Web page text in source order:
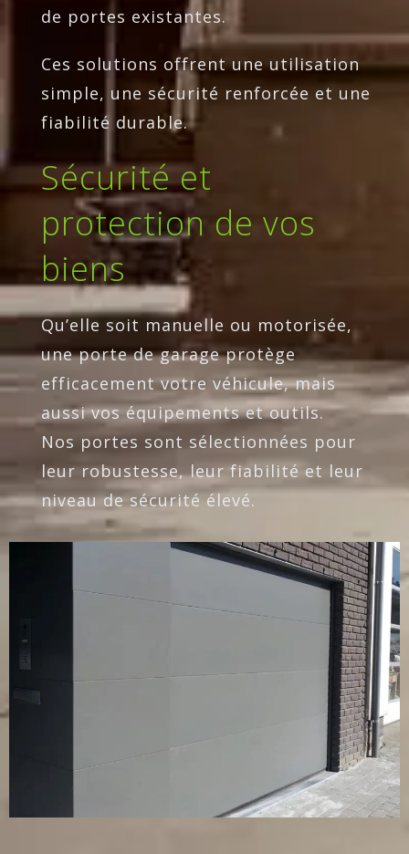
de portes existantes.
Ces solutions offrent une utilisation
simple, une sécurité renforcée et une
fiabilité durable.
Sécurité et
protection de vos
biens
Qu’elle soit manuelle ou motorisée,
une porte de garage protège
efficacement votre véhicule, mais
aussi vos équipements et outils.
Nos portes sont sélectionnées pour
leur robustesse, leur fiabilité et leur
niveau de sécurité élevé.